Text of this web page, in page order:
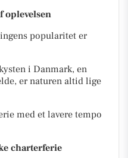
oplevelsen
popularitet er
i Danmark, en
er naturen altid lige
med et lavere tempo
charterferie